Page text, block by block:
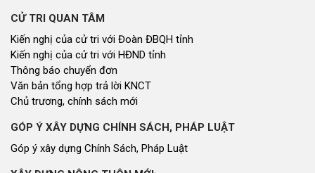
CỬ TRI QUAN TÂM
Kiến nghị của cử tri với Đoàn ĐBQH tỉnh
Kiến nghị của cử tri với HĐND tỉnh
Thông báo chuyển đơn
Văn bản tổng hợp trả lời KNCT
Chủ trương, chính sách mới
GÓP Ý XÂY DỰNG CHÍNH SÁCH, PHÁP LUẬT
Góp ý xây dựng Chính Sách, Pháp Luật